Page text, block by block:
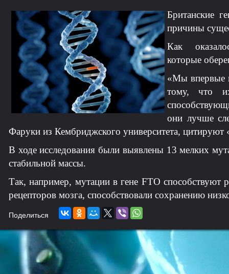
Британские
причины
Как
которые
«Мы впервые
тому, что
они лучше
Фаруки из Кембриджского университета, цитируют
В ходе исследования были выявлены 13 мелких
стабильной массы.
Так, например, мутации в гене FTO
рецепторов мозга, способствовали сохранению
Поделиться